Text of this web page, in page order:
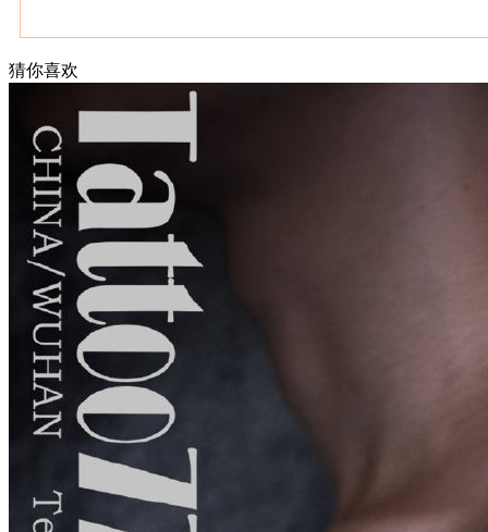
武汉老兵纹身微信
： 服务号：laobingwenshen 订阅号：laobing66666 打造国
文资讯！精美纹身图案及手稿 纹身作品 一站搞定！回复相
问千万素材的微官网，中国最强最全纹身图案尽在其中！
猜你喜欢